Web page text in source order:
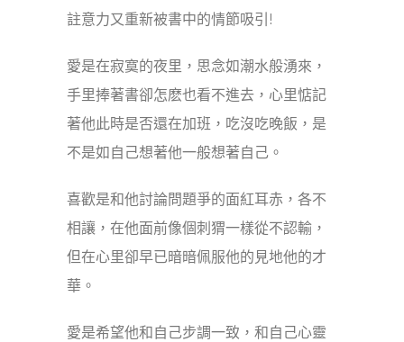
註意力又重新被書中的情節吸引!
愛是在寂寞的夜里，思念如潮水般湧來，
手里捧著書卻怎麽也看不進去，心里惦記
著他此時是否還在加班，吃沒吃晚飯，是
不是如自己想著他一般想著自己。
喜歡是和他討論問題爭的面紅耳赤，各不
相讓，在他面前像個刺猬一樣從不認輸，
但在心里卻早已暗暗佩服他的見地他的才
華。
愛是希望他和自己步調一致，和自己心靈